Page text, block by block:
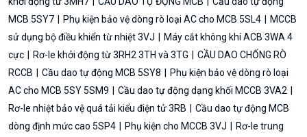
MCB 5SY7
Phụ kiện bảo vệ dòng rò loại AC cho MCB 5SL4
MCCB
sử dụng bộ điều khiển từ nhiệt 3VJ
Máy cắt không khí ACB 3WA 4
cực
Rơ-le khởi động từ 3RH2 3TH và 3TG
CẦU DAO CHỐNG RÒ
RCCB
Cầu dao tự động MCB 5SY8
Phụ kiện bảo vệ dòng rò loại
AC cho MCB 5SY 5SM9
Cầu dao tự động dạng khối MCCB 3VA2
Rơ-le nhiệt bảo vệ quá tải kiểu điện tử 3RB
Cầu dao tự động MCB
dòng định mức cao 5SP4
Phụ kiện cho MCCB 3VJ
Rơ-le trung